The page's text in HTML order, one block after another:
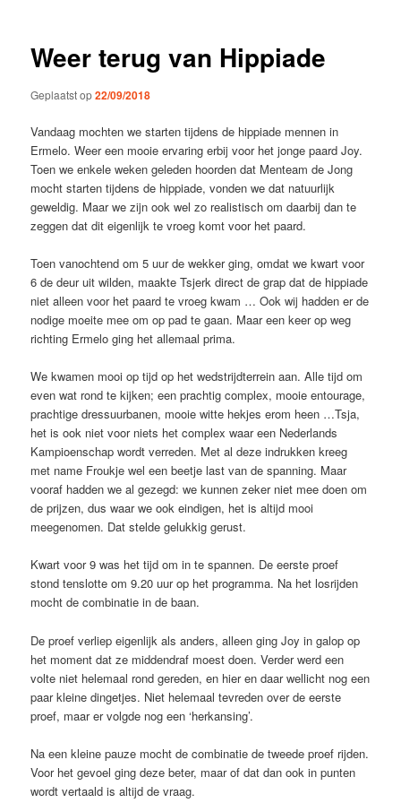
Weer terug van Hippiade
Geplaatst op22/09/2018
Vandaag mochten we starten tijdens de hippiade mennen in
Ermelo. Weer een mooie ervaring erbij voor het jonge paard Joy.
Toen we enkele weken geleden hoorden dat Menteam de Jong
mocht starten tijdens de hippiade, vonden we dat natuurlijk
geweldig. Maar we zijn ook wel zo realistisch om daarbij dan te
zeggen dat dit eigenlijk te vroeg komt voor het paard.
Toen vanochtend om 5 uur de wekker ging, omdat we kwart voor
6 de deur uit wilden, maakte Tsjerk direct de grap dat de hippiade
niet alleen voor het paard te vroeg kwam … Ook wij hadden er de
nodige moeite mee om op pad te gaan. Maar een keer op weg
richting Ermelo ging het allemaal prima.
We kwamen mooi op tijd op het wedstrijdterrein aan. Alle tijd om
even wat rond te kijken; een prachtig complex, mooie entourage,
prachtige dressuurbanen, mooie witte hekjes erom heen …Tsja,
het is ook niet voor niets het complex waar een Nederlands
Kampioenschap wordt verreden. Met al deze indrukken kreeg
met name Froukje wel een beetje last van de spanning. Maar
vooraf hadden we al gezegd: we kunnen zeker niet mee doen om
de prijzen, dus waar we ook eindigen, het is altijd mooi
meegenomen. Dat stelde gelukkig gerust.
Kwart voor 9 was het tijd om in te spannen. De eerste proef
stond tenslotte om 9.20 uur op het programma. Na het losrijden
mocht de combinatie in de baan.
De proef verliep eigenlijk als anders, alleen ging Joy in galop op
het moment dat ze middendraf moest doen. Verder werd een
volte niet helemaal rond gereden, en hier en daar wellicht nog een
paar kleine dingetjes. Niet helemaal tevreden over de eerste
proef, maar er volgde nog een ‘herkansing’.
Na een kleine pauze mocht de combinatie de tweede proef rijden.
Voor het gevoel ging deze beter, maar of dat dan ook in punten
wordt vertaald is altijd de vraag.